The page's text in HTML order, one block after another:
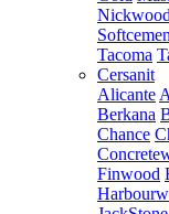
Nickwood
Tacoma
Cersanit
Alicante
Berkana
Chance
Finwood